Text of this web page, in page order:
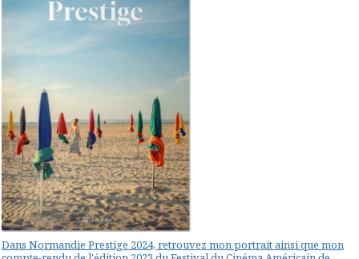
Dans Normandie Prestige 2024, retrouvez mon portrait ainsi que mon